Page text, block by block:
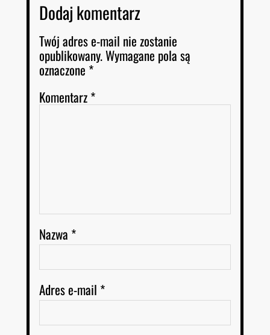
Dodaj komentarz
Twój adres e-mail nie zostanie
opublikowany.Wymagane pola są
oznaczone *
Komentarz*
Nazwa *
Adres e-mail *